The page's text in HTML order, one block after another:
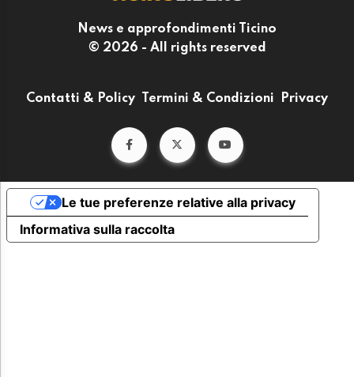
News e approfondimenti Ticino
© 2026 - All rights reserved
Contatti & Policy Termini & Condizioni Privacy
Informativa sulla raccolta
Le tue preferenze relative alla privacy